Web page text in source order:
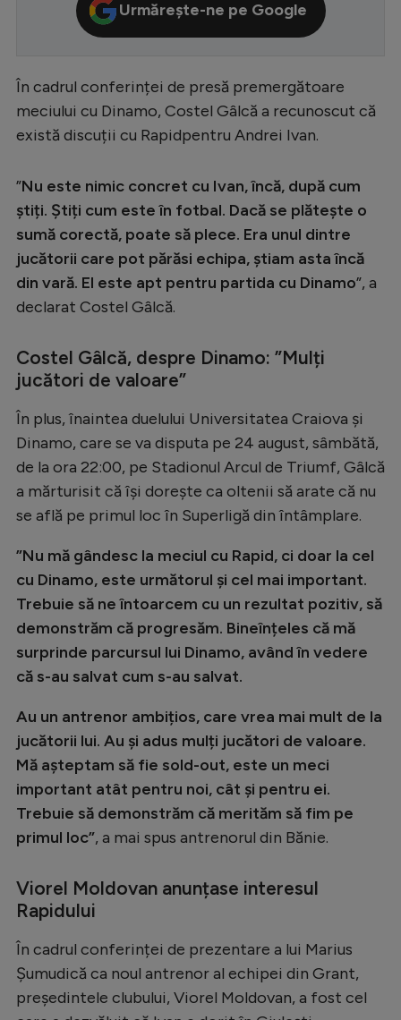
LaLiga
Bundesliga
Ligue 1
Starurile fotbalului
EURO 2024
Stranieri
Clasamente
Tenis
Handbal
Natație
Formula 1
Gimnastică
Auto
Rugby
Ciclism
Alte sporturi
JO 2024
JO 2026
Intră în cont
Urmărește-ne pe Google
În cadrul conferinței de presă premergătoare
meciului cu Dinamo, Costel Gâlcă a recunoscut că
există discuții cu Rapidpentru Andrei Ivan.
”Nu este nimic concret cu Ivan, încă, după cum
știți. Știți cum este în fotbal. Dacă se plătește o
sumă corectă, poate să plece. Era unul dintre
jucătorii care pot părăsi echipa, știam asta încă
din vară. El este apt pentru partida cu Dinamo”, a
declarat Costel Gâlcă.
Costel Gâlcă, despre Dinamo: ”Mulți
jucători de valoare”
În plus, înaintea duelului Universitatea Craiova și
Dinamo, care se va disputa pe 24 august, sâmbătă,
de la ora 22:00, pe Stadionul Arcul de Triumf, Gâlcă
a mărturisit că își dorește ca oltenii să arate că nu
se află pe primul loc în Superligă din întâmplare.
”Nu mă gândesc la meciul cu Rapid, ci doar la cel
cu Dinamo, este următorul și cel mai important.
Trebuie să ne întoarcem cu un rezultat pozitiv, să
demonstrăm că progresăm. Bineînțeles că mă
surprinde parcursul lui Dinamo, având în vedere
că s-au salvat cum s-au salvat.
Au un antrenor ambițios, care vrea mai mult de la
jucătorii lui. Au și adus mulți jucători de valoare.
Mă așteptam să fie sold-out, este un meci
important atât pentru noi, cât și pentru ei.
Trebuie să demonstrăm că merităm să fim pe
primul loc”, a mai spus antrenorul din Bănie.
Viorel Moldovan anunțase interesul
Rapidului
În cadrul conferinței de prezentare a lui Marius
Șumudică ca noul antrenor al echipei din Grant,
președintele clubului, Viorel Moldovan, a fost cel